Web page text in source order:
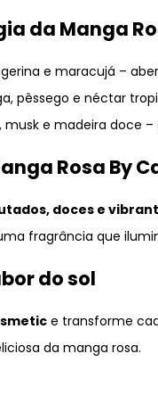
da Manga
e maracujá –
pêssego e néctar
musk e madeira doce
Rosa By
doces e
fragrância que
do sol
e transforme
da manga rosa.